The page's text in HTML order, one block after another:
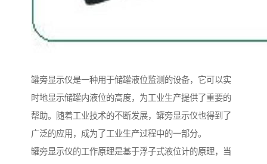
罐旁显示仪是一种用于储罐液位监测的设备，它可以实
时地显示储罐内液位的高度，为工业生产提供了重要的
帮助。随着工业技术的不断发展，罐旁显示仪也得到了
广泛的应用，成为了工业生产过程中的一部分。
罐旁显示仪的工作原理是基于浮子式液位计的原理，当